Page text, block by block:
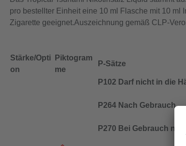
pro bestellter Einheit eine 10 ml Flasche mit 10 ml
Zigarette geeignet.Auszeichnung gemäß CLP-
Stärke/Opti
on
Piktogram
me
P-Sätze
P102 Darf nicht in die
P264 Nach Gebrauch
P270 Bei Gebrauch